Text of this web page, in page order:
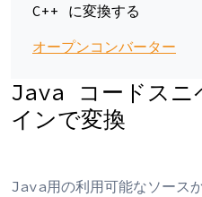
C++ に変換する
オープンコンバーター
Java コードスニ
インで変換
Java用の利用可能なソース